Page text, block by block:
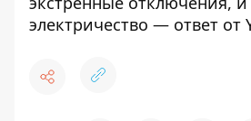
электричество — ответ от